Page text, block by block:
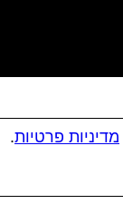
מדיניות פרטיות.